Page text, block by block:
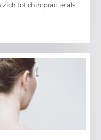
tot chiropractie als